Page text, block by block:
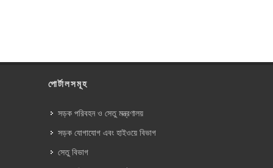
পোর্টালসমূহ
সড়ক পরিবহন ও সেতু মন্ত্রণালয়
সড়ক যোগাযোগ এবং হাইওয়ে বিভাগ
সেতু বিভাগ